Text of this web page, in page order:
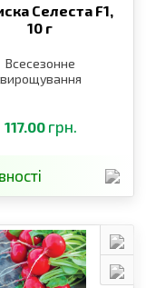
Селеста F1,
10 г
Всесезонне
вирощування
117.00 грн.